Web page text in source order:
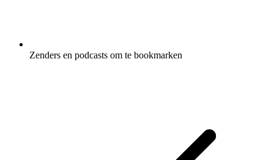
Zenders en podcasts om te bookmarken